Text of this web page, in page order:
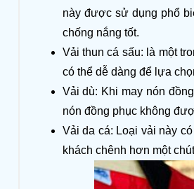
này được sử dụng phổ
chống nắng tốt.
Vải thun cá sấu: là một
có thể dễ dàng để lựa
Vải dù: Khi may nón
nón đồng phục không
Vải da cá: Loại vải này
khách chênh hơn một